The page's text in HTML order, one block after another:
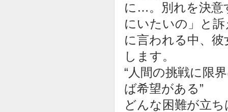
に…。別れを決意
にいたいの」と
に言われる中、
します。
“人間の挑戦に限
ば希望がある”
どんな困難が立